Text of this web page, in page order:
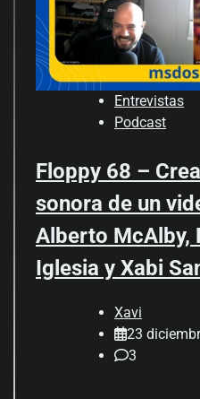
Entrevistas
Podcast
Floppy 68 –
sonora de un
Alberto McAlby,
Iglesia y Xabi
Xavi
23
3